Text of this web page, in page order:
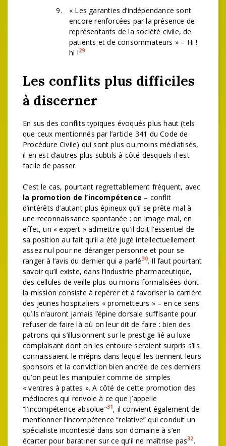
« Les garanties d’indépendance sont
encore renforcées par la présence de
représentants de la société civile, de
patients et de consommateurs » – Hi !
hi !29
Les conflits plus difficiles
à discerner
En sus des conflits typiques évoqués plus haut (tels
que ceux mentionnés par l’article 341 du Code de
Procédure Civile) qui sont plus ou moins médiatisés,
il en est d’autres plus subtils à côté desquels il est
facile de passer.
C’est le cas, pourtant regrettablement fréquent, avec
la promotion de l’incompétence – conflit
d’intérêts d’autant plus épineux qu’il se prête mal à
une reconnaissance spontanée : on image mal, en
effet, un « expert » admettre qu’il doit l’essentiel de
sa position au fait qu’il a été jugé intellectuellement
assez nul pour ne déranger personne et pour se
ranger à l’avis du dernier qui a parlé30. Il faut pourtant
savoir qu’il existe, dans l’industrie pharmaceutique,
des cellules de veille plus ou moins formalisées dont
la mission consiste à repérer et à favoriser la carrière
des jeunes hospitaliers « prometteurs » – en ce sens
qu’ils n’auront jamais l’épine dorsale suffisante pour
refuser de faire là où on leur dit de faire : bien des
patrons qui s’illusionnent sur le prestige lié au luxe
complaisant dont on les entoure seraient surpris s’ils
connaissaient le mépris dans lequel les tiennent leurs
sponsors et la conviction bien ancrée de ces derniers
qu’on peut les manipuler comme de simples
« ventres à pattes ». A côté de cette promotion des
médiocres qui renvoie à ce que j’appelle
“l’incompétence absolue”31, il convient également de
mentionner l’incompétence “relative” qui conduit un
spécialiste incontesté dans son domaine à s’en
écarter pour baratiner sur ce qu’il ne maîtrise pas32.